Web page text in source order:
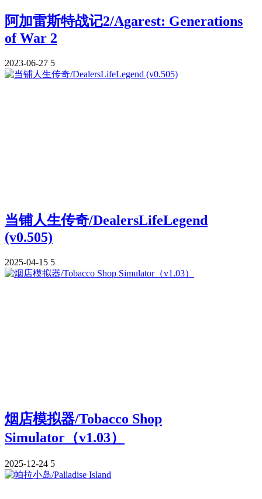
阿加雷斯特战记2/Agarest: Generations
of War 2
2023-06-27 5
当铺人生传奇/DealersLifeLegend
(v0.505)
2025-04-15 5
烟店模拟器/Tobacco Shop
Simulator（v1.03）
2025-12-24 5